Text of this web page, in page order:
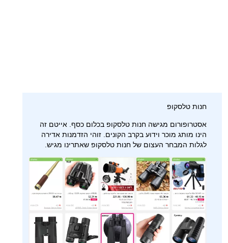
חנות טלסקופ
אסטרופורום מגישה חנות טלסקופ בכלום כסף. אייטם זה
הינו מותג מוכר וידוע בקרב הקונים. זוהי הזדמנות אדירה
לגלות המבחר העצום של חנות טלסקופ שאתרינו מגיש.